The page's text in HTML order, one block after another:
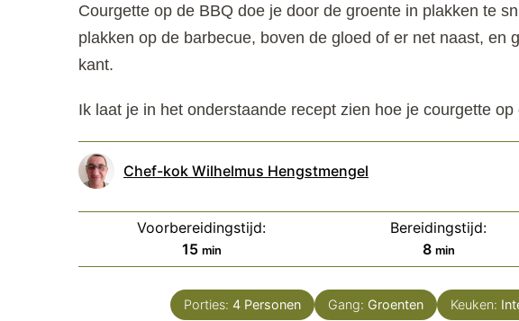
Courgette op de BBQ doe je door de groente in plakken te
plakken op de barbecue, boven de gloed of er net naast, en
kant.
Ik laat je in het onderstaande recept zien hoe je courgette
Chef-kok Wilhelmus Hengstmengel
Voorbereidingstijd:
15minuten
min
Bereidingstijd:
8minuten
min
Porties: 4 Personen Gang: Groenten Keuken: